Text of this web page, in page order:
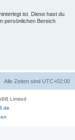
ist. Diese hast du
persönlichen Bereich
Alle Zeiten sind UTC+02:00
Limited